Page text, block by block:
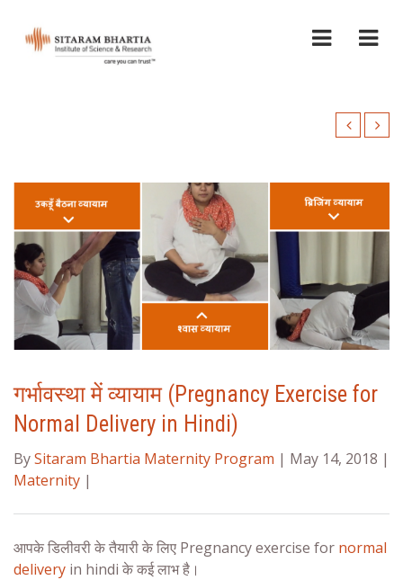
गर्भावस्था में व्यायाम (Pregnancy Exercise for
Normal Delivery in Hindi)
BySitaram Bhartia Maternity Program | May 14, 2018 |
Maternity |
आपके डिलीवरी के तैयारी के लिए Pregnancy exercise for normal
delivery in hindi के कई लाभ है।